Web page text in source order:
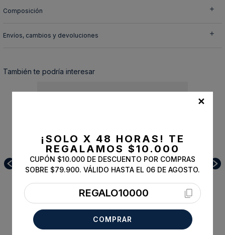
Composición
Envíos, cambios y devoluciones
También te podría interesar
✕
¡SOLO X 48 HORAS! TE
REGALAMOS $10.000
CUPÓN $10.000 DE DESCUENTO POR COMPRAS
SOBRE $79.900. VÁLIDO HASTA EL 06 DE AGOSTO.
REGALO10000
COMPRAR